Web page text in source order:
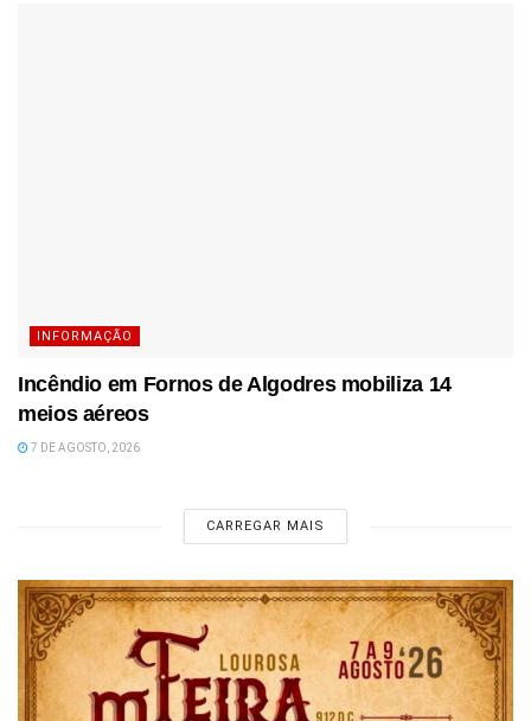
INFORMAÇÃO
Incêndio em Fornos de Algodres mobiliza 14
meios aéreos
7 DE AGOSTO, 2026
CARREGAR MAIS